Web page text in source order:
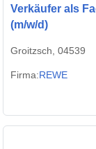
Verkäufer als
(m/w/d)
Groitzsch, 04539
Firma:REWE